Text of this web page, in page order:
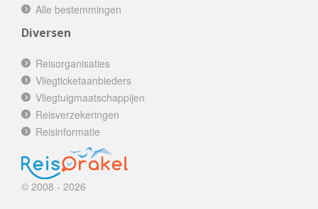
Alle bestemmingen
Diversen
Reisorganisaties
Vliegticketaanbieders
Vliegtuigmaatschappijen
Reisverzekeringen
Reisinformatie
© 2008 - 2026